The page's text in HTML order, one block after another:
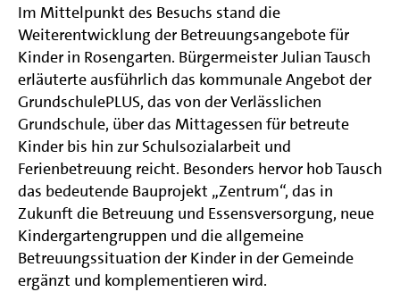
Im Mittelpunkt des Besuchs stand die
Weiterentwicklung der Betreuungsangebote für
Kinder in Rosengarten. Bürgermeister Julian Tausch
erläuterte ausführlich das kommunale Angebot der
GrundschulePLUS, das von der Verlässlichen
Grundschule, über das Mittagessen für betreute
Kinder bis hin zur Schulsozialarbeit und
Ferienbetreuung reicht. Besonders hervor hob Tausch
das bedeutende Bauprojekt „Zentrum“, das in
Zukunft die Betreuung und Essensversorgung, neue
Kindergartengruppen und die allgemeine
Betreuungssituation der Kinder in der Gemeinde
ergänzt und komplementieren wird.